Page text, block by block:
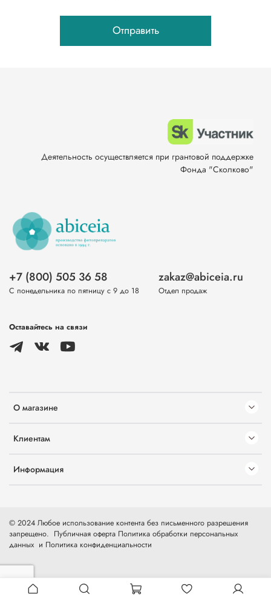
Отправить
О магазине
Клиентам
Информация
+7 (800) 505 36 58
С понедельника по пятницу с 9 до 18
zakaz@abiceia.ru
Отдел продаж
Оставайтесь на связи
Деятельность осуществляется при грантовой поддержке
Фонда "Сколково"
© 2024 Любое использование контента без письменного разрешения
запрещено. Публичная оферта Политика обработки персональных
данных и Политика конфиденциальности